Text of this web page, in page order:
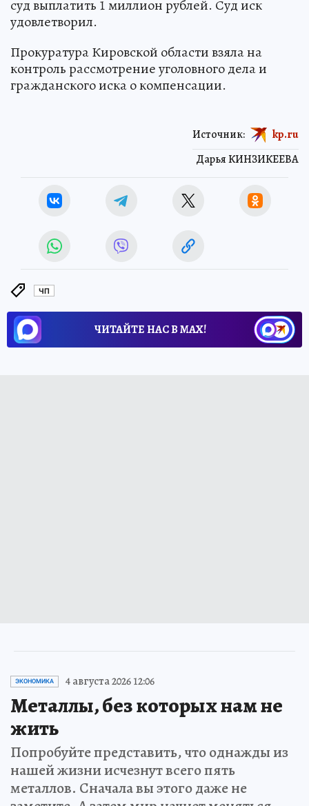
суд выплатить 1 миллион рублей. Суд иск
удовлетворил.
Прокуратура Кировской области взяла на
контроль рассмотрение уголовного дела и
гражданского иска о компенсации.
Дарья КИНЗИКЕЕВА
Источник: kp.ru
ЧП
ЧИТАЙТЕ НАС В МАХ!
ЭКОНОМИКА 4 августа 2026 12:06
Металлы, без которых нам не
жить
Попробуйте представить, что однажды из
нашей жизни исчезнут всего пять
металлов. Сначала вы этого даже не